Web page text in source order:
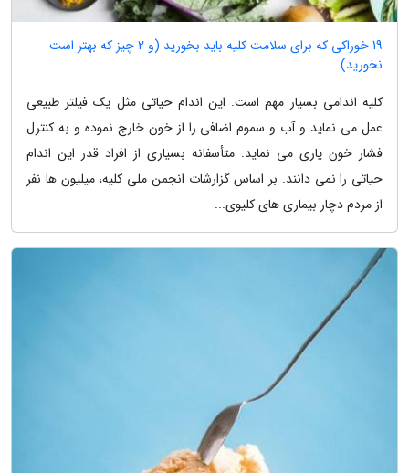
19 خوراکی که برای سلامت کلیه باید بخورید (و 2 چیز که بهتر است
نخورید)
کلیه اندامی بسیار مهم است. این اندام حیاتی مثل یک فیلتر طبیعی
عمل می نماید و آب و سموم اضافی را از خون خارج نموده و به کنترل
فشار خون یاری می نماید. متأسفانه بسیاری از افراد قدر این اندام
حیاتی را نمی دانند. بر اساس گزارشات انجمن ملی کلیه، میلیون ها نفر
از مردم دچار بیماری های کلیوی...